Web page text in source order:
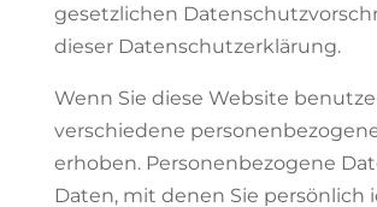
gesetzlichen
dieser Datenschutzerklärung.
Wenn Sie diese Website
verschiedene
erhoben. Personenbezogene
Daten, mit denen Sie persönlich